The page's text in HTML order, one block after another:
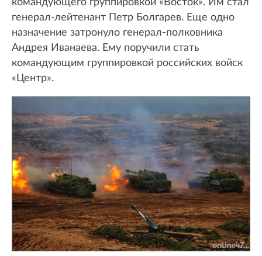
командующего группировкой «Восток». Им стал
генерал-лейтенант Петр Болгарев. Еще одно
назначение затронуло генерал-полковника
Андрея Иванаева. Ему поручили стать
командующим группировкой российских войск
«Центр».